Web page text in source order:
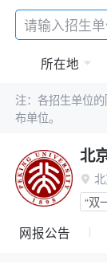
所在地
注：各招生单位
布单位。
北

“双
网报公告